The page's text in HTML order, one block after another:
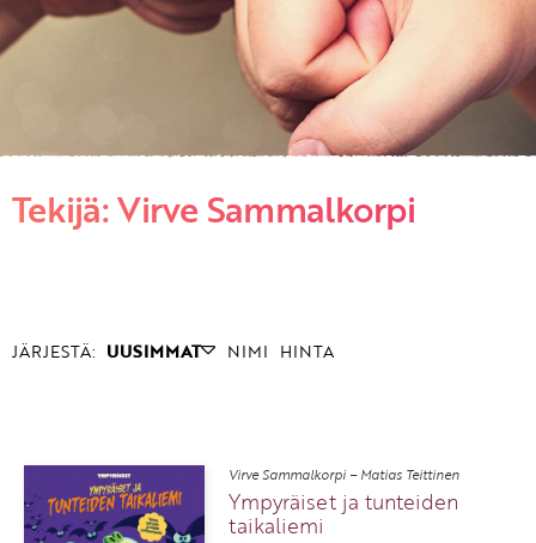
KIRJAUDU SISÄÄN
Etkö ole vielä asiakkaamme?
Luo asiakastili tästä!
Tekijä: Virve Sammalkorpi
JÄRJESTÄ: UUSIMMAT NIMI HINTA
Virve Sammalkorpi – Matias Teittinen
Ympyräiset ja tunteiden
taikaliemi